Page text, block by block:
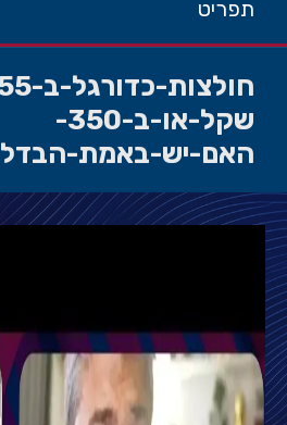
תפריט
שקל-או-ב-350-
האם-יש-באמת-הבדל